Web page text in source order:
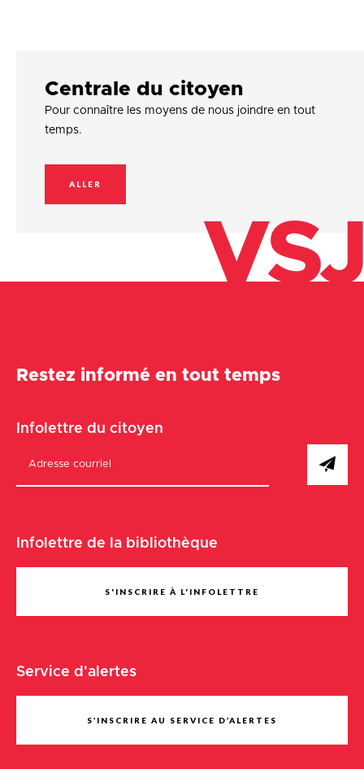
Centrale du citoyen
Pour connaître les moyens de nous joindre en tout
temps.
ALLER
VSJ
Restez informé en tout temps
Infolettre du citoyen
Infolettre de la bibliothèque
S'INSCRIRE À L'INFOLETTRE
Service d'alertes
S’INSCRIRE AU SERVICE D’ALERTES